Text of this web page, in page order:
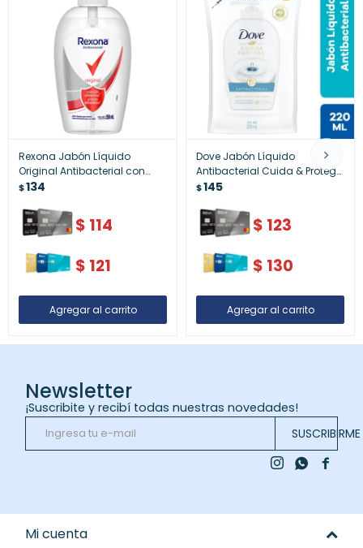
Rexona Jabón Líquido
Original Antibacterial con
Dispensador 250ml –
$134
$ 114
$ 121
Dove Jabón Líquido
Antibacterial Cuida & Protege
Doypack Repuesto 220ml –
$145
$ 123
$ 130
Newsletter
¡Suscribite y recibí todas nuestras novedades!
SUSCRIBIRME

 
Mi cuenta